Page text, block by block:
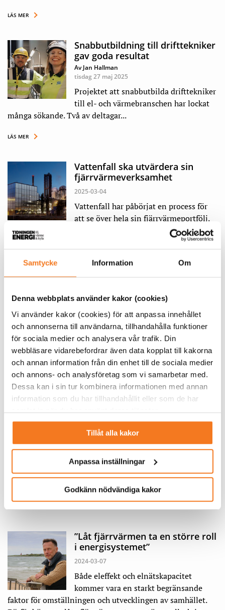
Samtycke Information Om
Denna webbplats använder kakor (cookies)
Vi använder kakor (cookies) för att anpassa innehållet
och annonserna till användarna, tillhandahålla funktioner
för sociala medier och analysera vår trafik. Din
webbläsare vidarebefordrar även data kopplat till kakorna
och annan information från din enhet till de sociala medier
och annons- och analysföretag som vi samarbetar med.
Dessa kan i sin tur kombinera informationen med annan
information som du har tillhandahållit eller som de har
samlat in när du har använt deras tjänster.
Tillåt alla kakor
Anpassa inställningar
Godkänn nödvändiga kakor
LÄS MER
Snabbutbildning till drifttekniker
gav goda resultat
Av Jan Hallman
tisdag 27 maj 2025
Projektet att snabbutbilda drifttekniker
till el- och värmebranschen har lockat
många sökande. Två av deltagar...
LÄS MER
Vattenfall ska utvärdera sin
fjärrvärmeverksamhet
2025-03-04
Vattenfall har påbörjat en process för
att se över hela sin fjärrvärmeportfölj.
Det kan innebära att all fjärrvärmeverksamhet i företaget
säljs på sikt. I Sverige har Vattenfall fj...
LÄS MER
Avloppsvatten ska kyla
batterifabriken i Göteborg
Av Ann-Sofie Borglund
torsdag 3 oktober 2024
Kan man kyla en batterifabrik med
avloppsvatten? Ja, i Göteborg blir man
först i världen med att i stor skala ...
LÄS MER
Stadsdelen som delar på värme
och kyla – och kapar effekt
Av Anders Kristensson
tisdag 3 september 2024
I stadsdelen Krokslätts Fabriker i
Mölndal delar fastigheterna på värme
och kyla i ett system som består av bå...
”Låt fjärrvärmen ta en större roll
i energisystemet”
2024-03-07
Både eleffekt och elnätskapacitet
kommer vara en starkt begränsande
faktor för omställningen och utvecklingen av samhället.